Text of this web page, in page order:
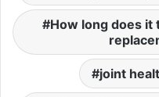
How long does
joint